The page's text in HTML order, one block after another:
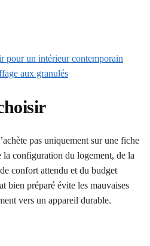
pour un intérieur contemporain
aux granulés
pas uniquement sur une fiche
configuration du logement, de la
confort attendu et du budget
bien préparé évite les mauvaises
vers un appareil durable.